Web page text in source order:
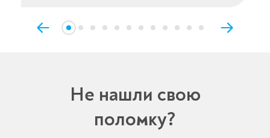
Не нашли свою
поломку?